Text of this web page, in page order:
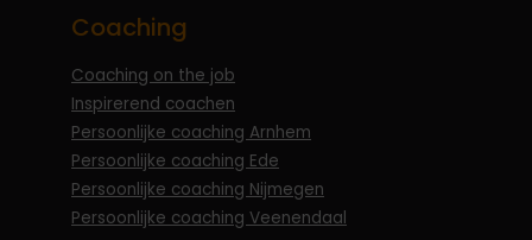
Coaching
Coaching on the job
Inspirerend coachen
Persoonlijke coaching Arnhem
Persoonlijke coaching Ede
Persoonlijke coaching Nijmegen
Persoonlijke coaching Veenendaal